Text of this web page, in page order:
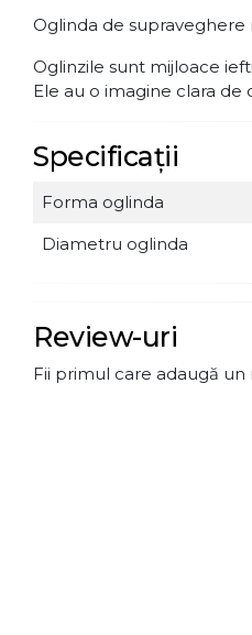
Oglinda de
Oglinzile sunt mijloace
Ele au o imagine clara de
Specificații
Forma oglinda
Diametru oglinda
Review-uri
Fii primul care adaugă